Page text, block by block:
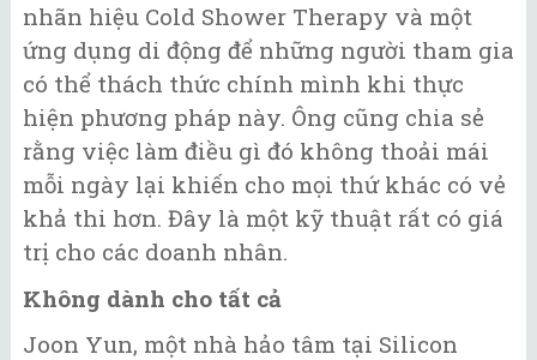
nhãn hiệu Cold Shower Therapy và một
ứng dụng di động để những người tham gia
có thể thách thức chính mình khi thực
hiện phương pháp này. Ông cũng chia sẻ
rằng việc làm điều gì đó không thoải mái
mỗi ngày lại khiến cho mọi thứ khác có vẻ
khả thi hơn. Đây là một kỹ thuật rất có giá
trị cho các doanh nhân.
Không dành cho tất cả
Joon Yun, một nhà hảo tâm tại Silicon